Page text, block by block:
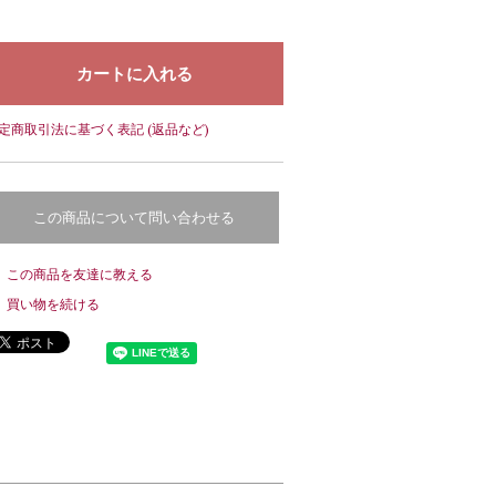
商取引法に基づく表記 (返品など)
この商品について問い合わせる
この商品を友達に教える
買い物を続ける